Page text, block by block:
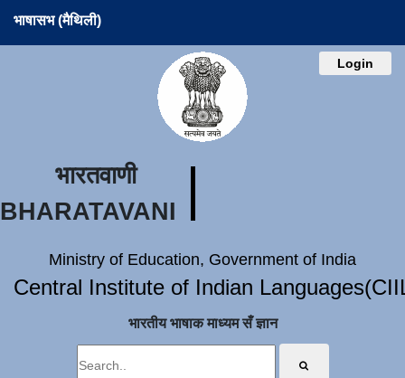
भाषासभ (मैथिली)
Login
भारतवाणी
BHARATAVANI
Ministry of Education, Government of India
Central Institute of Indian
भारतीय भाषाक माध्यम सँ ज्ञान